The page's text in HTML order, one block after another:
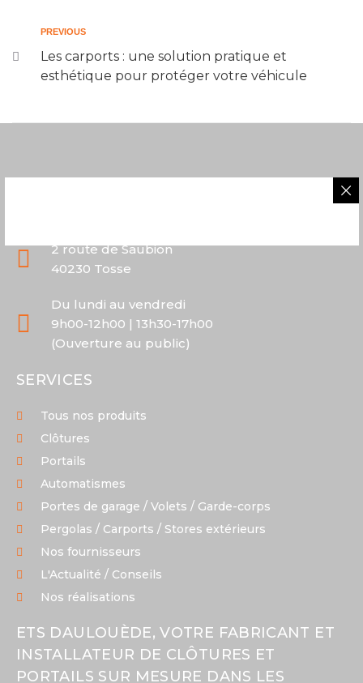
PREVIOUS
Les carports : une solution pratique et
esthétique pour protéger votre véhicule
2 route de Saubion
40230 Tosse
Du lundi au vendredi
9h00-12h00 | 13h30-17h00
(Ouverture au public)
SERVICES
Tous nos produits
Clôtures
Portails
Automatismes
Portes de garage / Volets / Garde-corps
Pergolas / Carports / Stores extérieurs
Nos fournisseurs
L'Actualité / Conseils
Nos réalisations
ETS DAULOUÈDE, VOTRE FABRICANT ET
INSTALLATEUR DE CLÔTURES ET
PORTAILS SUR MESURE DANS LES